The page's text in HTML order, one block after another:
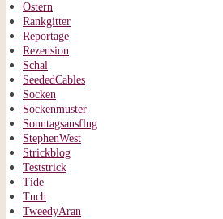
Ostern
Rankgitter
Reportage
Rezension
Schal
SeededCables
Socken
Sockenmuster
Sonntagsausflug
StephenWest
Strickblog
Teststrick
Tide
Tuch
TweedyAran